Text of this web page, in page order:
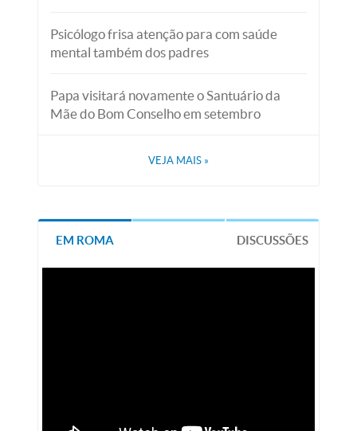
Psicólogo frisa atenção para com saúde
mental também dos padres
Papa visitará novamente o Santuário da
Mãe do Bom Conselho em setembro
VEJA MAIS »
EM ROMA DISCUSSÕES